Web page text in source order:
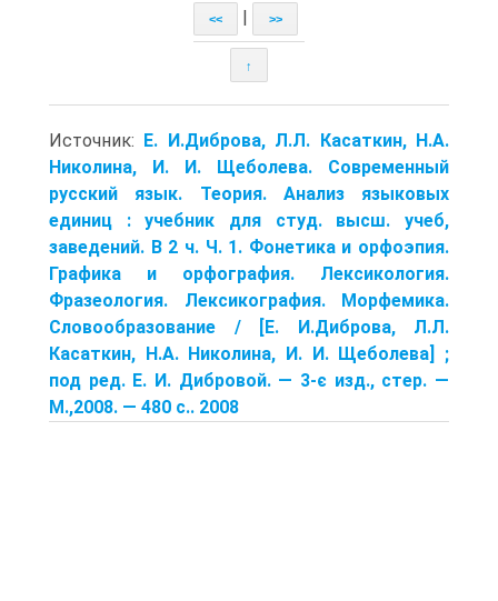
<< >>
↑
Источник: Е. И.Диброва, Л.Л. Касаткин, Н.А.
Николина, И. И. Щеболева. Современный
русский язык. Теория. Анализ языковых
единиц : учебник для студ. высш. учеб,
заведений. В 2 ч. Ч. 1. Фонетика и орфоэпия.
Графика и орфография. Лексикология.
Фразеология. Лексикография. Морфемика.
Словообразование / [Е. И.Диброва, Л.Л.
Касаткин, Н.А. Николина, И. И. Щеболева] ;
под ред. Е. И. Дибровой. — 3-є изд., стер. —
М.,2008. — 480 с.. 2008